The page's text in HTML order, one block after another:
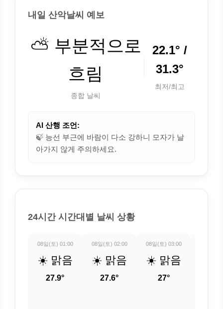
내일 산악날씨 예보
⛅ 부분적으로
흐림
종합 날씨
22.1° /
31.3°
최저/최고
AI 산행 조언:
🍃 능선 부근에 바람이 다소 강하니 모자가 날
아가지 않게 주의하세요.
24시간 시간대별 날씨 상황
08일(토) 01:00
☀️ 맑음
27.9°
08일(토) 02:00
☀️ 맑음
27.6°
08일(토) 03:00
☀️ 맑음
27°